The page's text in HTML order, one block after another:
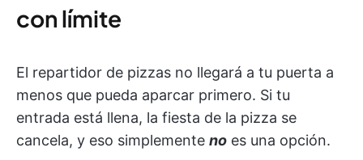
con límite
El repartidor de pizzas no llegará a tu puerta a
menos que pueda aparcar primero. Si tu
entrada está llena, la fiesta de la pizza se
cancela, y eso simplemente no es una opción.